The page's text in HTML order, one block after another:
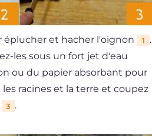
éplucher et hacher l'oignon 1
.
les sous un fort jet d'eau
ou du papier absorbant pour
racines et la terre et coupez
3 .